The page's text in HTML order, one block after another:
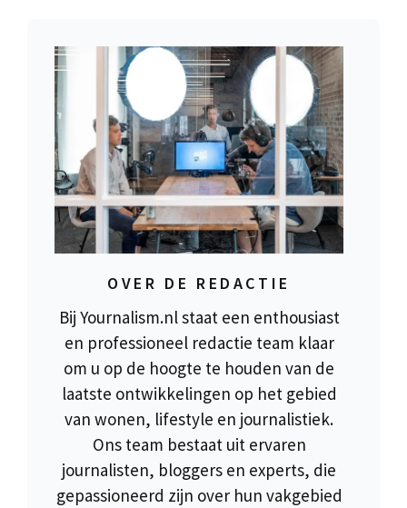
OVER DE REDACTIE
Bij Yournalism.nl staat een enthousiast
en professioneel redactie team klaar
om u op de hoogte te houden van de
laatste ontwikkelingen op het gebied
van wonen, lifestyle en journalistiek.
Ons team bestaat uit ervaren
journalisten, bloggers en experts, die
gepassioneerd zijn over hun vakgebied